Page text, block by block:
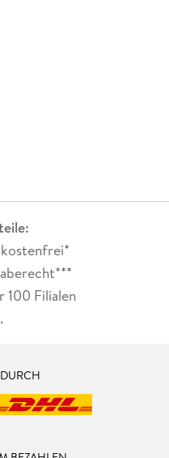
100 Filialen